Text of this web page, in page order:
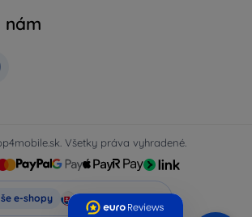
nám
Všetky práva vyhradené.
e-shopy Top4Mobile.sk